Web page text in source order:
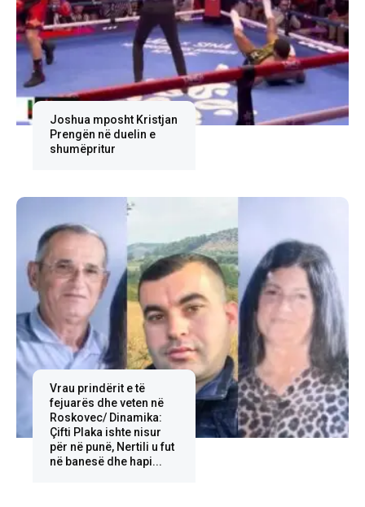
Joshua mposht Kristjan
Prengën në duelin e
shumëpritur
Vrau prindërit e të
fejuarës dhe veten në
Roskovec/ Dinamika:
Çifti Plaka ishte nisur
për në punë, Nertili u fut
në banesë dhe hapi...